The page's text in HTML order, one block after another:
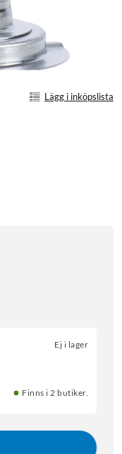
Lägg i inköpslista
Ej i lager
Finns i 2 butiker.